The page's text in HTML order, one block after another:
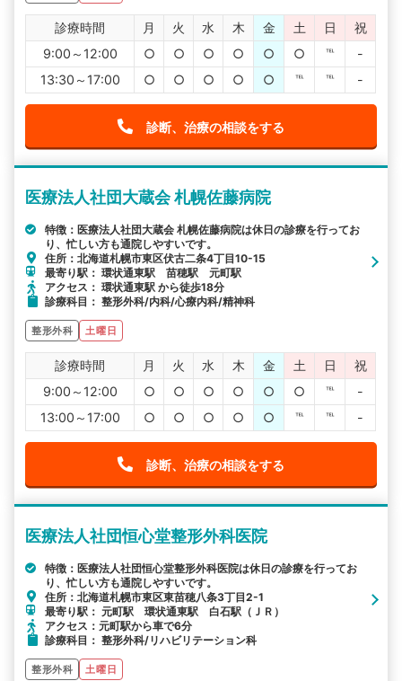
診療時間 月 火 水 木 金 土 日
祝
9:00～12:00
○ ○ ○ ○ ○ ○ ℡
-
13:30～17:00
○ ○ ○ ○ ○ ℡ ℡ -
診断、治療の相談をする
医療法人社団大蔵会 札幌佐藤病院
特徴：医療法人社団大蔵会 札幌佐藤病院は休日の診療を行ってお
り、忙しい方も通院しやすいです。
住所：北海道札幌市東区伏古二条4丁目10-15
最寄り駅： 環状通東駅 苗穂駅 元町駅
アクセス： 環状通東駅 から徒歩18分
診療科目： 整形外科/内科/心療内科/精神科
整形外科 土曜日
診療時間 月 火 水 木 金 土 日
祝
9:00～12:00
○ ○ ○ ○ ○ ○ ℡
-
13:00～17:00
○ ○ ○ ○ ○ ℡ ℡ -
診断、治療の相談をする
医療法人社団恒心堂整形外科医院
特徴：医療法人社団恒心堂整形外科医院は休日の診療を行ってお
り、忙しい方も通院しやすいです。
住所：北海道札幌市東区東苗穂八条3丁目2-1
最寄り駅： 元町駅 環状通東駅 白石駅（ＪＲ）
アクセス：元町駅から車で6分
診療科目： 整形外科/リハビリテーション科
整形外科 土曜日